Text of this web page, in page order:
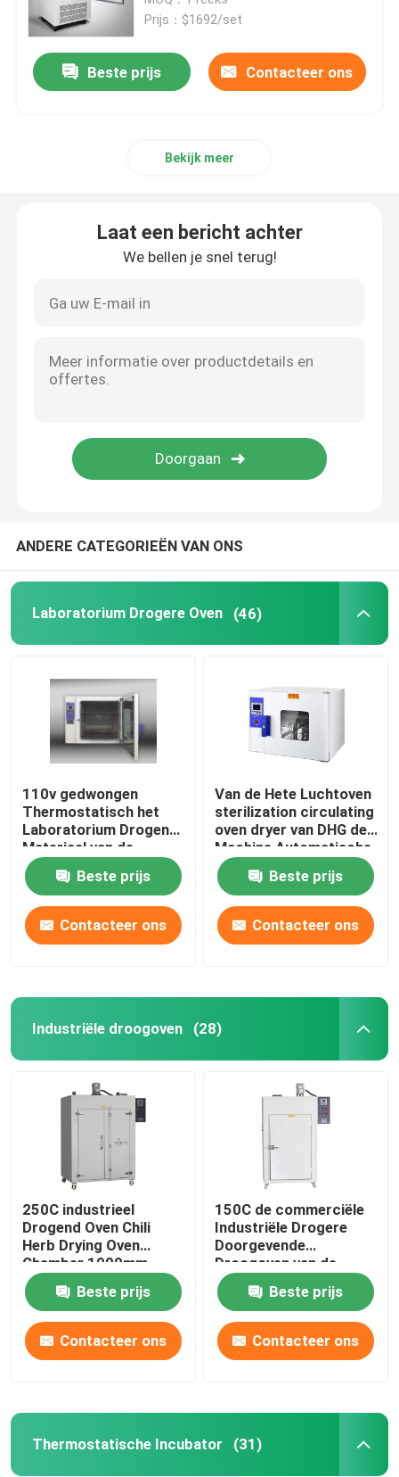
Temperatuur Vochtigheid Kamer
Vacuüm droogoven
Orbitaal Shaker Incubator
Anaerobe incubator
Milieutestkamers
Demp - oven
Prijs：$1692/set
Beste prijs Contacteer ons
Bekijk meer
Laat een bericht achter
We bellen je snel terug!
ANDERE CATEGORIEËN VAN ONS
Laboratorium Drogere Oven (46)
110v gedwongen
Thermostatisch het
Laboratorium Drogend
Materiaal van de
Convectie Droogoven
60Hz
Beste prijs
Contacteer ons
Van de Hete Luchtoven
sterilization circulating
oven dryer van DHG de
Machine Automatische
Controle
Beste prijs
Contacteer ons
Industriële droogoven (28)
250C industrieel
Drogend Oven Chili
Herb Drying Oven
Chamber 1000mm
Beste prijs
Contacteer ons
150C de commerciële
Industriële Drogere
Doorgevende
Droogoven van de
Oven5kw Hete Lucht
Beste prijs
Contacteer ons
Thermostatische Incubator (31)